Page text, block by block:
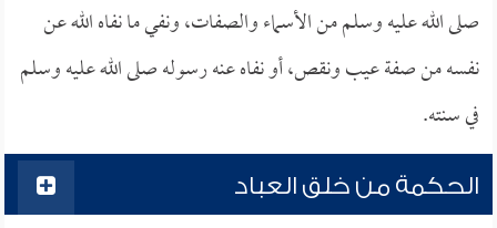
صلى الله عليه وسلم من الأسماء والصفات، ونفي ما نفاه الله عن
نفسه من صفة عيب ونقص، أو نفاه عنه رسوله صلى الله عليه وسلم
في سنته.
الحكمة من خلق العباد